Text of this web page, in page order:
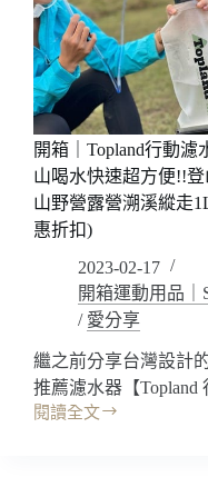
開箱｜Topland行動
山喝水快速超方便!!
山野營露營溯溪縱走
惠折扣)
2023-02-17
開箱運動用品｜
/ 愛分享
繼之前分享台灣設計
推薦濾水器【
閱讀全文
開